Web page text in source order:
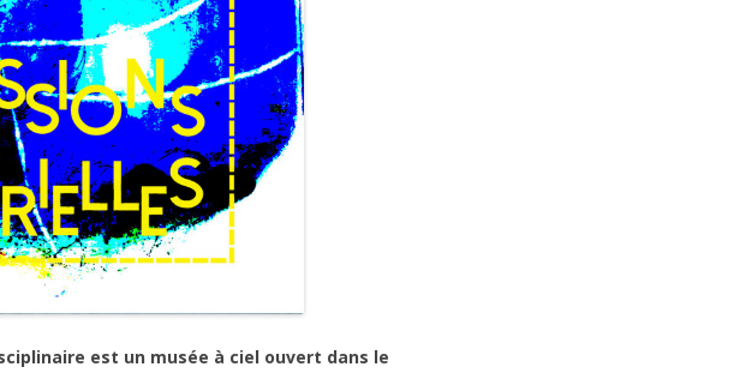
est un musée à ciel ouvert dans le